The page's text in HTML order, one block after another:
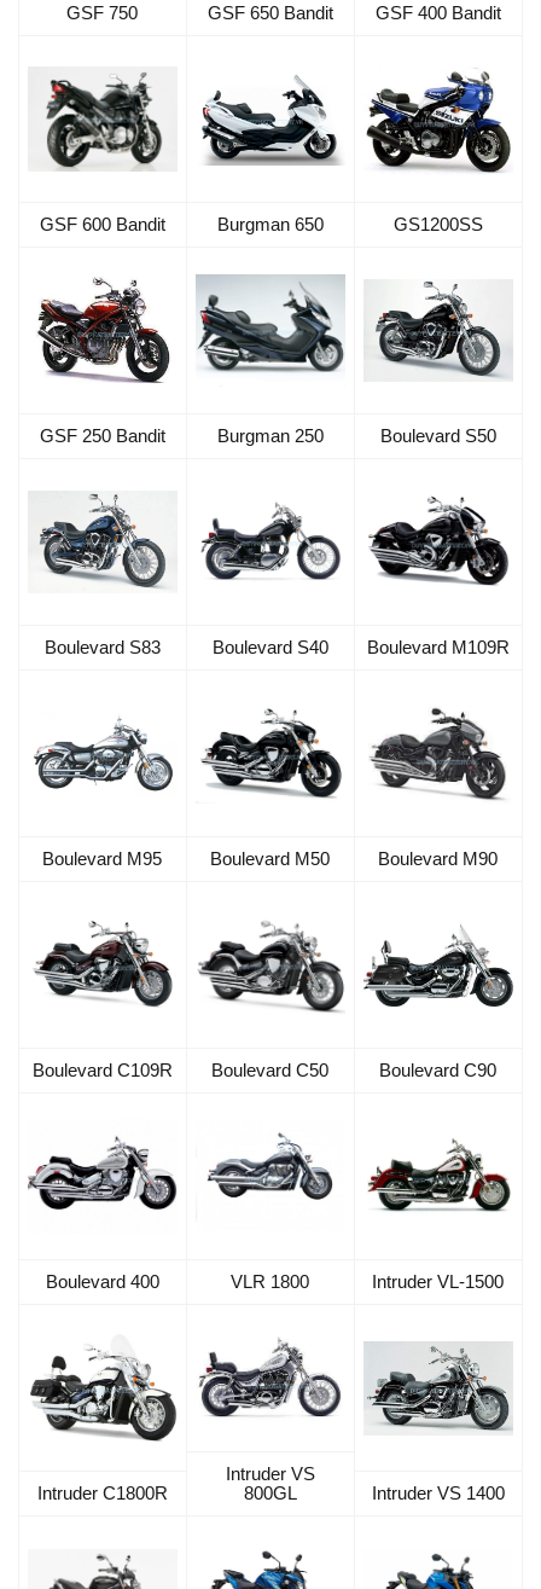
GSF 750 GSF 650 Bandit GSF 400 Bandit
GSF 600 Bandit Burgman 650 GS1200SS
GSF 250 Bandit Burgman 250 Boulevard S50
Boulevard S83 Boulevard S40 Boulevard M109R
Boulevard M95 Boulevard M50 Boulevard M90
Boulevard C109R Boulevard C50 Boulevard C90
Boulevard 400 VLR 1800 Intruder VL-1500
Intruder C1800R
Intruder VS
800GL
Intruder VS 1400